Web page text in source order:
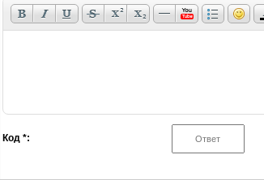
Код *: